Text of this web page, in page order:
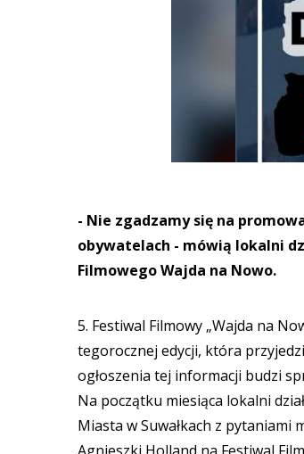
- Nie zgadzamy się na
obywatelach - mówią lokalni
Filmowego Wajda na Nowo.
5. Festiwal Filmowy „Wajda na
tegorocznej edycji, która
ogłoszenia tej informacji budzi
Na początku miesiąca lokalni
Miasta w Suwałkach z